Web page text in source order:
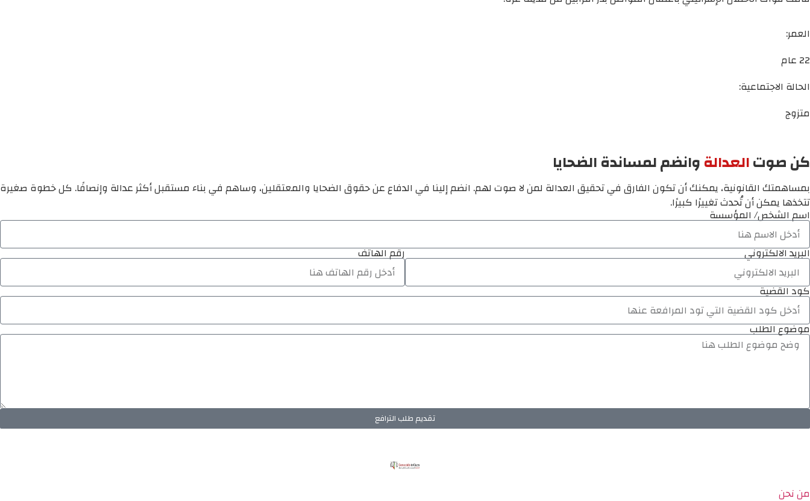
العمر:
22 عام
الحالة الاجتماعية:
متزوج
كن صوتالعدالةوانضم لمساندة الضحايا
بمساهمتك القانونية، يمكنك أن تكون الفارق في تحقيق العدالة لمن لا صوت لهم. انضم إلينا في الدفاع عن حقوق الضحايا والمعتقلين، وساهم في بناء مستقبل أكثر عدالة وإنصافًا. كل خطوة صغيرة
تتخذها يمكن أن تُحدث تغييرًا كبيرًا.
اسم الشخص/ المؤسسة
البريد الالكتروني رقم الهاتف
كود القضية
موضوع الطلب
تقديم طلب الترافع
من نحن